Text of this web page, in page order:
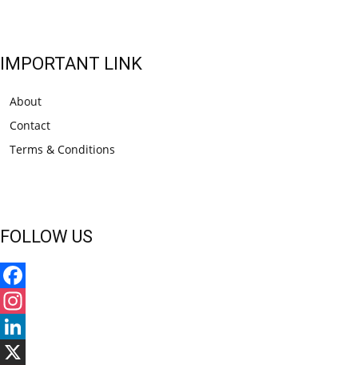
IMPORTANT LINK
About
Contact
Terms & Conditions
FOLLOW US
Facebook
Instagram
LinkedIn